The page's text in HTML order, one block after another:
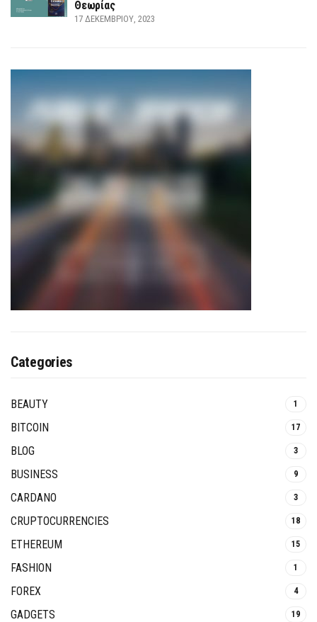
Θεωρίας
17 ΔΕΚΕΜΒΡΊΟΥ, 2023
Categories
BEAUTY 1
BITCOIN 17
BLOG 3
BUSINESS 9
CARDANO 3
CRUPTOCURRENCIES 18
ETHEREUM 15
FASHION 1
FOREX 4
GADGETS 19